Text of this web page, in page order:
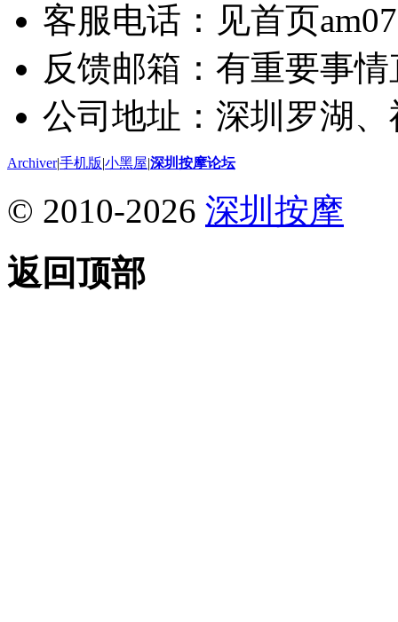
客服电话：见首页
反馈邮箱：有重要事
公司地址：深圳罗湖
Archiver|手机版|小黑屋|深圳按摩论坛
© 2010-2026 深圳按摩
返回顶部